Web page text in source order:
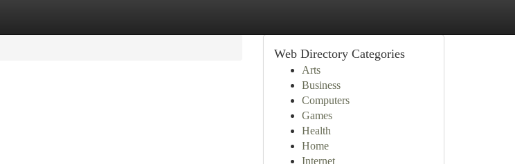
Web Directory Categories
Arts
Business
Computers
Games
Health
Home
Internet